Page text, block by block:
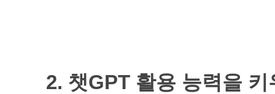
2. 챗GPT 활용 능력을